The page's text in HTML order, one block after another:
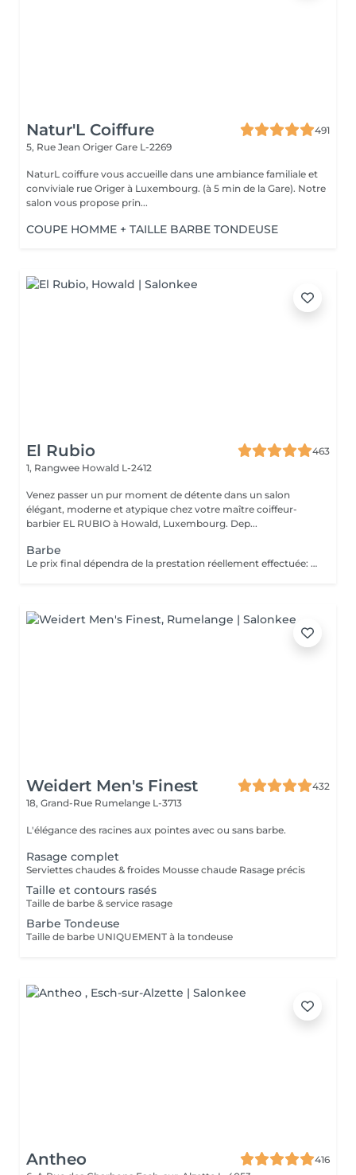
Natur'L Coiffure
491
5, Rue Jean Origer Gare L-2269
NaturL coiffure vous accueille dans une ambiance familiale et
conviviale rue Origer à Luxembourg. (à 5 min de la Gare). Notre
salon vous propose prin...
COUPE HOMME + TAILLE BARBE TONDEUSE
El Rubio
463
1, Rangwee Howald L-2412
Venez passer un pur moment de détente dans un salon
élégant, moderne et atypique chez votre maître coiffeur-
barbier EL RUBIO à Howald, Luxembourg. Dep...
Barbe
Le prix final dépendra de la prestation réellement effectuée: Taille barbe : 26 EUR Taille barbe avec rasage contours : 32.5 EUR Rasage complet avec soins : 32.5 EUR
Weidert Men's Finest
432
18, Grand-Rue Rumelange L-3713
L'élégance des racines aux pointes avec ou sans barbe.
Rasage complet
Serviettes chaudes & froides Mousse chaude Rasage précis
Taille et contours rasés
Taille de barbe & service rasage
Barbe Tondeuse
Taille de barbe UNIQUEMENT à la tondeuse
Antheo
416